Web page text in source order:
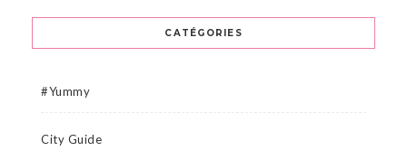
CATÉGORIES
#Yummy
City Guide